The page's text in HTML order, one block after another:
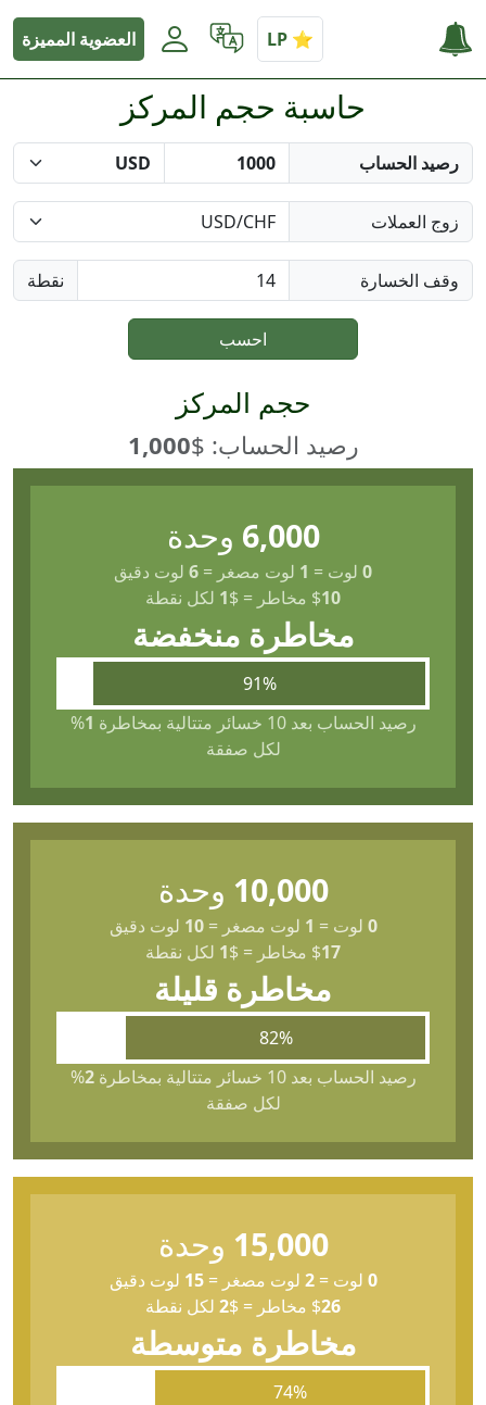
العضوية المميزة
حاسبة حجم المركز
رصيد الحساب
زوج العملات
وقف الخسارة نقطة
احسب
حجم المركز
رصيد الحساب: $1,000
6,000 وحدة
0 لوت =
1 لوت مصغر =
6 لوت دقيق
$10 مخاطر =
$
1 لكل نقطة
مخاطرة منخفضة
91%
رصيد الحساب بعد 10 خسائر متتالية بمخاطرة
1
%
لكل صفقة
10,000 وحدة
0 لوت=
1 لوت مصغر=
10 لوت دقيق
$17 مخاطر =
$
1 لكل نقطة
مخاطرة قليلة
82%
رصيد الحساب بعد 10 خسائر متتالية بمخاطرة
2
%
لكل صفقة
15,000 وحدة
0 لوت=
2 لوت مصغر=
15 لوت دقيق
$26 مخاطر =
$
2 لكل نقطة
مخاطرة متوسطة
74%